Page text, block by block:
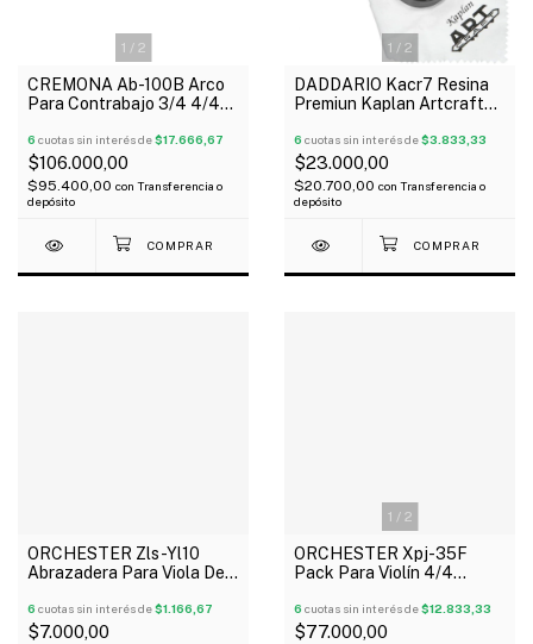
1 / 2
CREMONA Ab-100B Arco
Para Contrabajo 3/4 4/4
Breton
6 cuotas sin interés de$17.666,67
$106.000,00
$95.400,00 con Transferencia o
depósito
1 / 2
DADDARIO Kacr7 Resina
Premiun Kaplan Artcraft
6 cuotas sin interés de$3.833,33
$23.000,00
$20.700,00 con Transferencia o
depósito
ORCHESTER Zls-Yl10
Abrazadera Para Viola De
Plateado
6 cuotas sin interés de$1.166,67
$7.000,00
1 / 2
ORCHESTER Xpj-35F
Pack Para Violín 4/4
Mentonera Cordal Pin
6 cuotas sin interés de$12.833,33
$77.000,00